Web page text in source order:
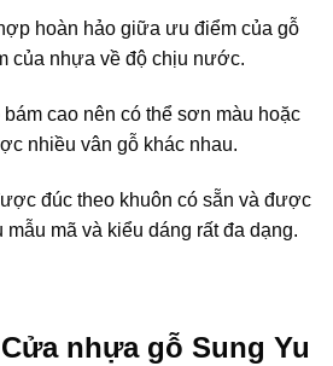
hoàn hảo giữa ưu điểm của gỗ
của nhựa về độ chịu nước.
cao nên có thể sơn màu hoặc
nhiều vân gỗ khác nhau.
đúc theo khuôn có sẵn và được
mẫu mã và kiểu dáng rất đa dạng.
nhựa gỗ Sung Yu